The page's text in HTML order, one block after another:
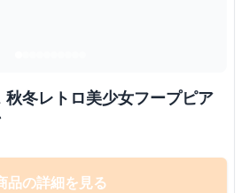
秋冬レトロ美少女フープピア
品の詳細を見る